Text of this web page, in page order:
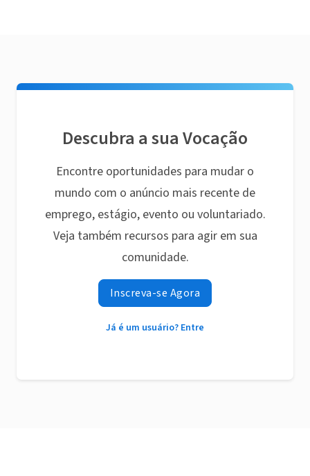
Descubra a sua Vocação
Encontre oportunidades para mudar o
mundo com o anúncio mais recente de
emprego, estágio, evento ou voluntariado.
Veja também recursos para agir em sua
comunidade.
Inscreva-se Agora
Já é um usuário? Entre